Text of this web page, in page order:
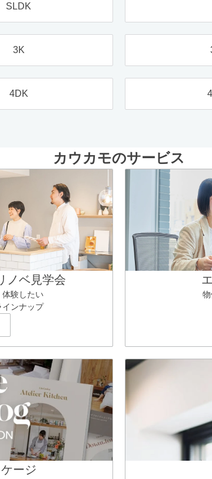
SLDK
3K
4DK
カウカモのサービス
ノベ見学会
体験したい
インナップ
ージ